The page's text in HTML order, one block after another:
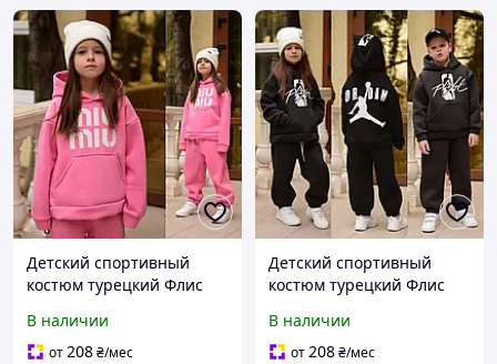
Детский спортивный
костюм турецкий Флис
розовый.
В наличии
от208₴/мес
Детский спортивный
костюм турецкий Флис
черный графит
В наличии
от208₴/мес